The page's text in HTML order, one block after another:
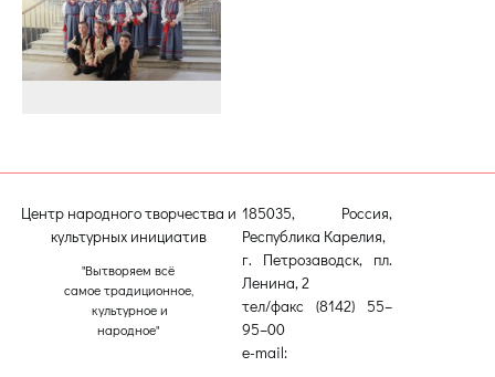
Центр народного творчества и
культурных инициатив
"Вытворяем всё
самое традиционное,
культурное и
народное"
185035, Россия,
Республика Карелия,
г. Петрозаводск, пл.
Ленина, 2
тел/факс (8142) 55–
95–00
e-mail: